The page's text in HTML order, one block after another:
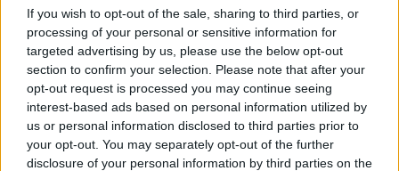
If you wish to opt-out of the sale, sharing to third parties, or
processing of your personal or sensitive information for
targeted advertising by us, please use the below opt-out
section to confirm your selection. Please note that after your
opt-out request is processed you may continue seeing
interest-based ads based on personal information utilized by
us or personal information disclosed to third parties prior to
your opt-out. You may separately opt-out of the further
disclosure of your personal information by third parties on the
ha mindent fordítva csinálunk. Voltak
felvételek, amik olyan erősre, vagy
túlságosan bicskanyitogatóra sikerültek,
hogy már mi sem mertük bevágni őket a
végleges verzióba.